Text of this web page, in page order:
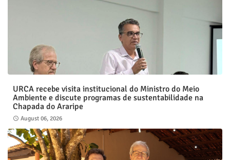
URCA recebe visita institucional do Ministro do Meio
Ambiente e discute programas de sustentabilidade na
Chapada do Araripe
August 06, 2026